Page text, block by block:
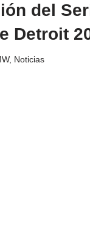
del
Detroit
, Noticias